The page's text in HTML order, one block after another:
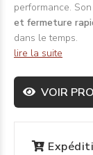
performance.
et fermeture
dans le temps.
lire la suite
VOIR